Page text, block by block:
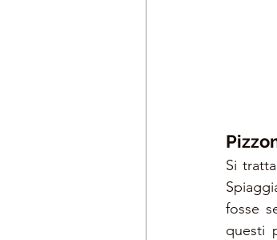
Si
fosse
questi